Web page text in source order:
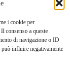
i cookie per
consenso a queste
di navigazione o ID
influire negativamente